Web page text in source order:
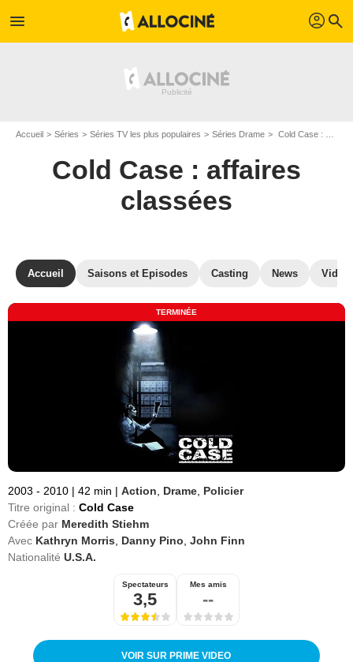
menu profil search
Accueil Séries Séries TV les plus populaires Séries Drame Cold Case : affaires classées
Cold Case : affaires
classées
Accueil Saisons et Episodes Casting News
TERMINÉE
2003 - 2010 | 42 min | Action Drame Policier
Titre original : Cold Case
Créée par Meredith Stiehm
Avec Kathryn Morris Danny Pino John Finn
Nationalité U.S.A.
Spectateurs
3,5
Mes amis
--
VOIR SUR PRIME VIDEO